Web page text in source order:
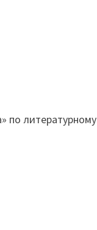
по литературному